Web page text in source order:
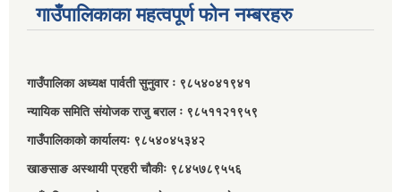
गाउँपालिकाका महत्वपूर्ण फोन नम्बरहरु
गाउँपालिका अध्यक्ष पार्वती सुनुवार ः ९८५४०४१९४१
न्यायिक समिति संयोजक राजु बराल ः ९८५११२१९५९
गाउँपालिकाको कार्यालयः ९८५४०४५३४२
खाङसाङ अस्थायी प्रहरी चौकीः ९८४५७८९५५६